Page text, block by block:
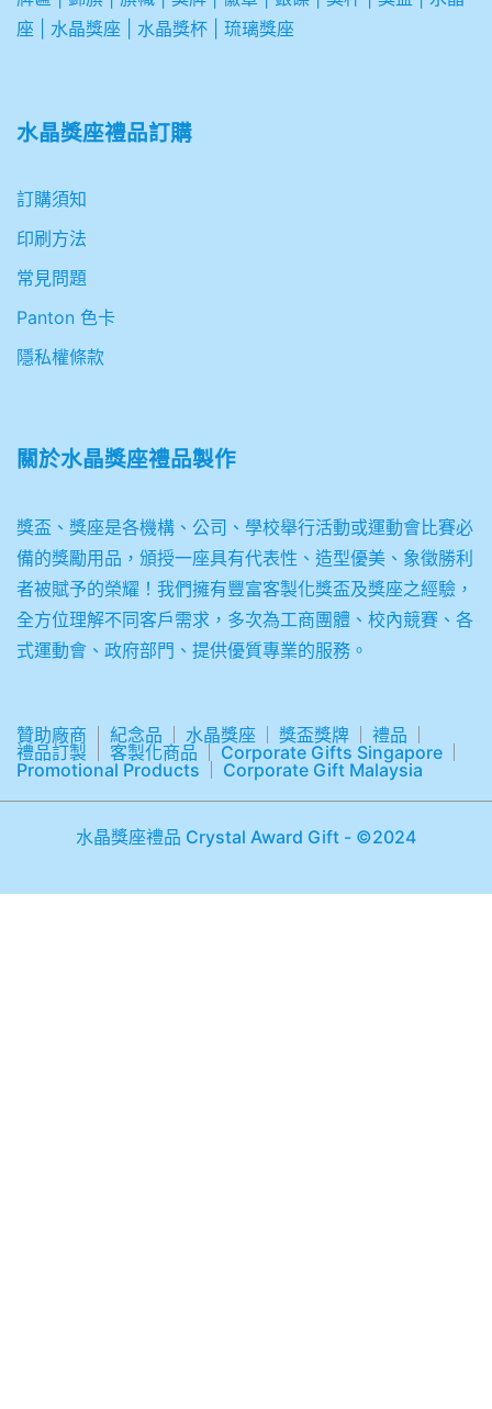
座
水晶獎座 水晶獎杯 琉璃獎座
水晶獎座禮品訂購
訂購須知
印刷方法
常見問題
Panton 色卡
隱私權條款
關於水晶獎座禮品製作
獎盃、獎座是各機構、公司、學校舉行活動或運動會比賽必
備的獎勵用品，頒授一座具有代表性、造型優美、象徵勝利
者被賦予的榮耀！我們擁有豐富客製化獎盃及獎座之經驗，
全方位理解不同客戶需求，多次為工商團體、校內競賽、各
式運動會、政府部門、提供優質專業的服務。
贊助廠商 紀念品 水晶獎座 獎盃獎牌
禮品
禮品訂製
客製化商品
Corporate Gifts Singapore
Promotional Products
Corporate Gift Malaysia
水晶獎座禮品 Crystal Award Gift - ©2024